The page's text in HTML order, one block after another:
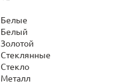
Белые
Белый
Золотой
Стеклянные
Стекло
Металл